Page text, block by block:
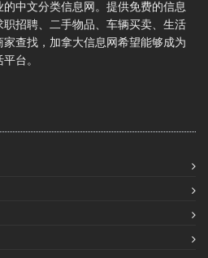
中文分类信息网。提供免费的信息
招聘、二手物品、车辆买卖、生活
查找，加拿大信息网希望能够成为
台。